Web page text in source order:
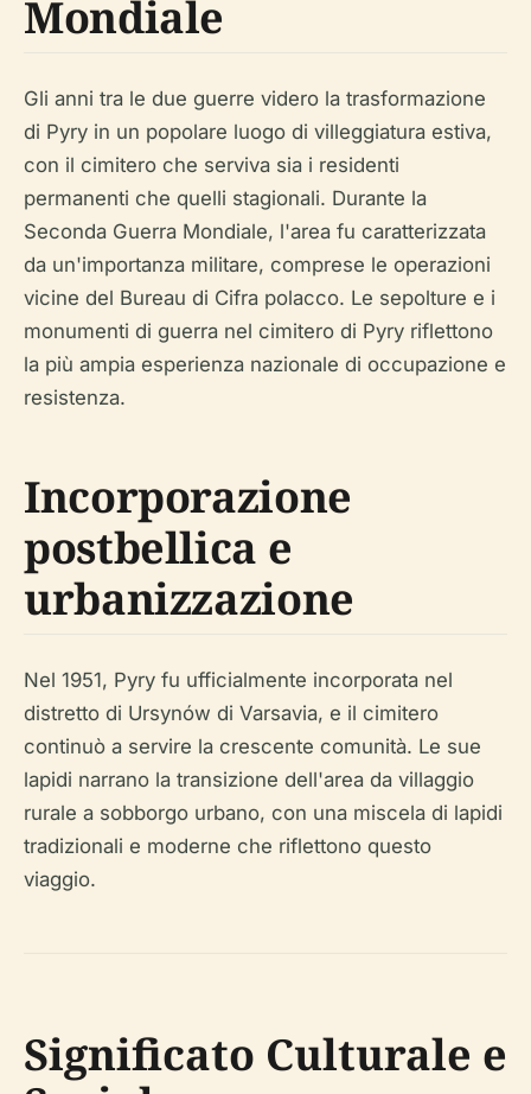
Mondiale
Gli anni tra le due guerre videro la trasformazione
di Pyry in un popolare luogo di villeggiatura estiva,
con il cimitero che serviva sia i residenti
permanenti che quelli stagionali. Durante la
Seconda Guerra Mondiale, l'area fu caratterizzata
da un'importanza militare, comprese le operazioni
vicine del Bureau di Cifra polacco. Le sepolture e i
monumenti di guerra nel cimitero di Pyry riflettono
la più ampia esperienza nazionale di occupazione e
resistenza.
Incorporazione
postbellica e
urbanizzazione
Nel 1951, Pyry fu ufficialmente incorporata nel
distretto di Ursynów di Varsavia, e il cimitero
continuò a servire la crescente comunità. Le sue
lapidi narrano la transizione dell'area da villaggio
rurale a sobborgo urbano, con una miscela di lapidi
tradizionali e moderne che riflettono questo
viaggio.
Significato Culturale e